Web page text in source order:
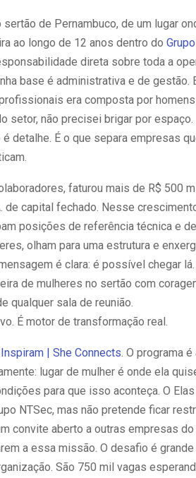
de Pernambuco, de um lugar
ao longo de 12 anos dentro do Grupo
direta sobre toda a
base é administrativa e de gestão.
era composta por homens
setor, não precisei brigar por espaço.
detalhe. É o que separa empresas
faturou mais de R$ 500
de capital fechado. Nesse
posições de referência técnica e de
olham para uma estrutura e
é clara: é possível chegar
de mulheres no sertão com
qualquer sala de reunião.
É motor de transformação real.
| She Connects . O programa é
lugar de mulher é onde ela
para que isso aconteça. O Elas
NTSec, mas não pretende ficar
convite aberto a outras empresas
a essa missão. O desafio é grande
São 750 mil vagas